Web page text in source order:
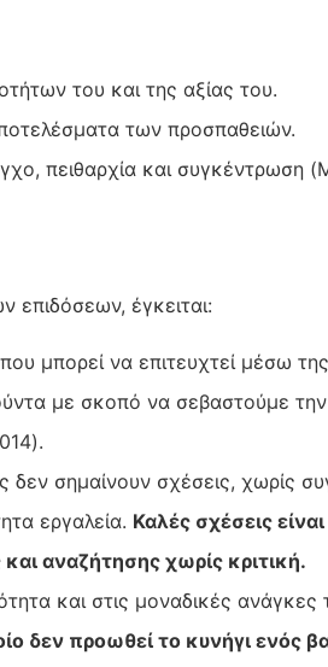
του και της αξίας του.
των προσπαθειών.
πειθαρχία και συγκέντρωση
επιδόσεων, έγκειται:
μπορεί να επιτευχτεί μέσω
με σκοπό να σεβαστούμε
σημαίνουν σχέσεις, χωρίς
εργαλεία. Καλές σχέσεις
αναζήτησης χωρίς κριτική.
και στις μοναδικές ανάγκες
δεν προωθεί το κυνήγι ενός